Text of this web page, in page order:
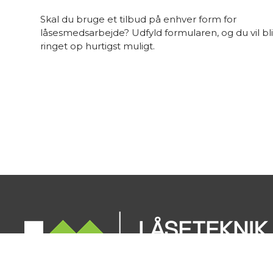
Skal du bruge et tilbud på enhver form for
låsesmedsarbejde? Udfyld formularen, og du vil
ringet op hurtigst muligt.